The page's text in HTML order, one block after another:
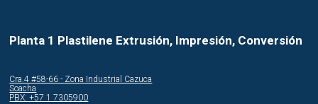
Planta 1 Plastilene Extrusión, Impresión, Conversión
Cra.4 #58-66 - Zona Industrial Cazuca
Soacha
PBX: +57 1 7305900